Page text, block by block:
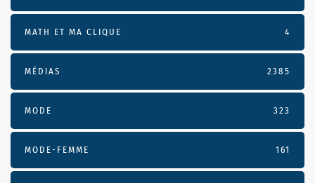
MATH ET MA CLIQUE 4
MÉDIAS 2385
MODE 323
MODE-FEMME 161